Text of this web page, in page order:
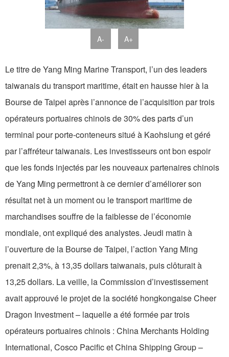
A- A+
Le titre de Yang Ming Marine Transport, l’un des leaders
taiwanais du transport maritime, était en hausse hier à la
Bourse de Taipei après l’annonce de l’acquisition par trois
opérateurs portuaires chinois de 30% des parts d’un
terminal pour porte-conteneurs situé à Kaohsiung et géré
par l’affréteur taiwanais. Les investisseurs ont bon espoir
que les fonds injectés par les nouveaux partenaires chinois
de Yang Ming permettront à ce dernier d’améliorer son
résultat net à un moment ou le transport maritime de
marchandises souffre de la faiblesse de l’économie
mondiale, ont expliqué des analystes. Jeudi matin à
l’ouverture de la Bourse de Taipei, l’action Yang Ming
prenait 2,3%, à 13,35 dollars taiwanais, puis clôturait à
13,25 dollars. La veille, la Commission d’investissement
avait approuvé le projet de la société hongkongaise Cheer
Dragon Investment – laquelle a été formée par trois
opérateurs portuaires chinois : China Merchants Holding
International, Cosco Pacific et China Shipping Group –